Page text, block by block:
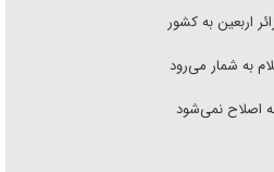
به شمار می‌رود
اصلاح نمی‌شود